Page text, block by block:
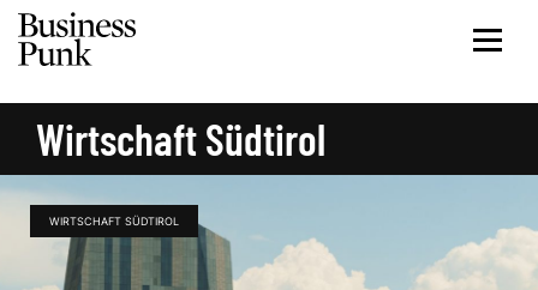
Wirtschaft Südtirol
WIRTSCHAFT SÜDTIROL